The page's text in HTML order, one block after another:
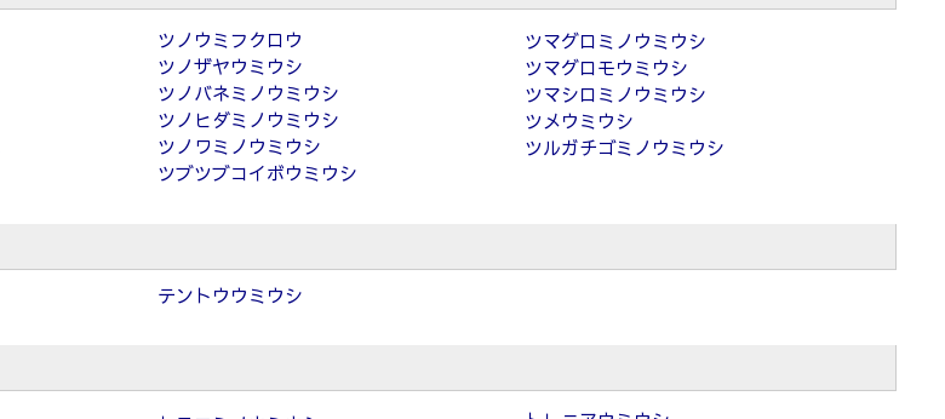
ツノウミフクロウ
ツノザヤウミウシ
ツノバネミノウミウシ
ツノヒダミノウミウシ
ツノワミノウミウシ
ツブツブコイボウミウシ
ツマグロミノウミウシ
ツマグロモウミウシ
ツマシロミノウミウシ
ツメウミウシ
ツルガチゴミノウミウシ
テントウウミウシ